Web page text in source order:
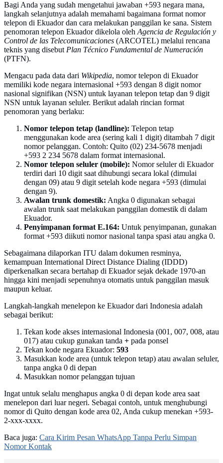
Bagi Anda yang sudah mengetahui jawaban +593 negara mana,
langkah selanjutnya adalah memahami bagaimana format nomor
telepon di Ekuador dan cara melakukan panggilan ke sana. Sistem
penomoran telepon Ekuador dikelola oleh Agencia de Regulación y
Control de las Telecomunicaciones (ARCOTEL) melalui rencana
teknis yang disebut Plan Técnico Fundamental de Numeración
(PTFN).
Mengacu pada data dari Wikipedia, nomor telepon di Ekuador
memiliki kode negara internasional +593 dengan 8 digit nomor
nasional signifikan (NSN) untuk layanan telepon tetap dan 9 digit
NSN untuk layanan seluler. Berikut adalah rincian format
penomoran yang berlaku:
Nomor telepon tetap (landline): Telepon tetap
menggunakan kode area (sering kali 1 digit) ditambah 7 digit
nomor pelanggan. Contoh: Quito (02) 234-5678 menjadi
+593 2 234 5678 dalam format internasional.
Nomor telepon seluler (mobile): Nomor seluler di Ekuador
terdiri dari 10 digit saat dihubungi secara lokal (dimulai
dengan 09) atau 9 digit setelah kode negara +593 (dimulai
dengan 9).
Awalan trunk domestik: Angka 0 digunakan sebagai
awalan trunk saat melakukan panggilan domestik di dalam
Ekuador.
Penyimpanan format E.164: Untuk penyimpanan, gunakan
format +593 diikuti nomor nasional tanpa spasi atau angka 0.
Sebagaimana dilaporkan ITU dalam dokumen resminya,
kemampuan International Direct Distance Dialing (IDDD)
diperkenalkan secara bertahap di Ekuador sejak dekade 1970-an
hingga kini menjadi sepenuhnya otomatis untuk panggilan masuk
maupun keluar.
Langkah-langkah menelepon ke Ekuador dari Indonesia adalah
sebagai berikut:
Tekan kode akses internasional Indonesia (001, 007, 008, atau
017) atau cukup gunakan tanda + pada ponsel
Tekan kode negara Ekuador: 593
Masukkan kode area (untuk telepon tetap) atau awalan seluler,
tanpa angka 0 di depan
Masukkan nomor pelanggan tujuan
Ingat untuk selalu menghapus angka 0 di depan kode area saat
menelepon dari luar negeri. Sebagai contoh, untuk menghubungi
nomor di Quito dengan kode area 02, Anda cukup menekan +593-
2-xxx-xxxx.
Baca juga: Cara Kirim Pesan WhatsApp Tanpa Perlu Simpan
Nomor Kontak